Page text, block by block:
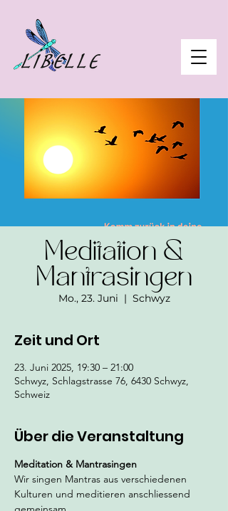
Meditation &
Mantrasingen
Mo., 23. Juni
  |
Schwyz
Zeit und Ort
23. Juni 2025, 19:30 – 21:00
Schwyz, Schlagstrasse 76, 6430 Schwyz,
Schweiz
Über die Veranstaltung
Meditation & Mantrasingen
Wir singen Mantras aus verschiedenen
Kulturen und meditieren anschliessend